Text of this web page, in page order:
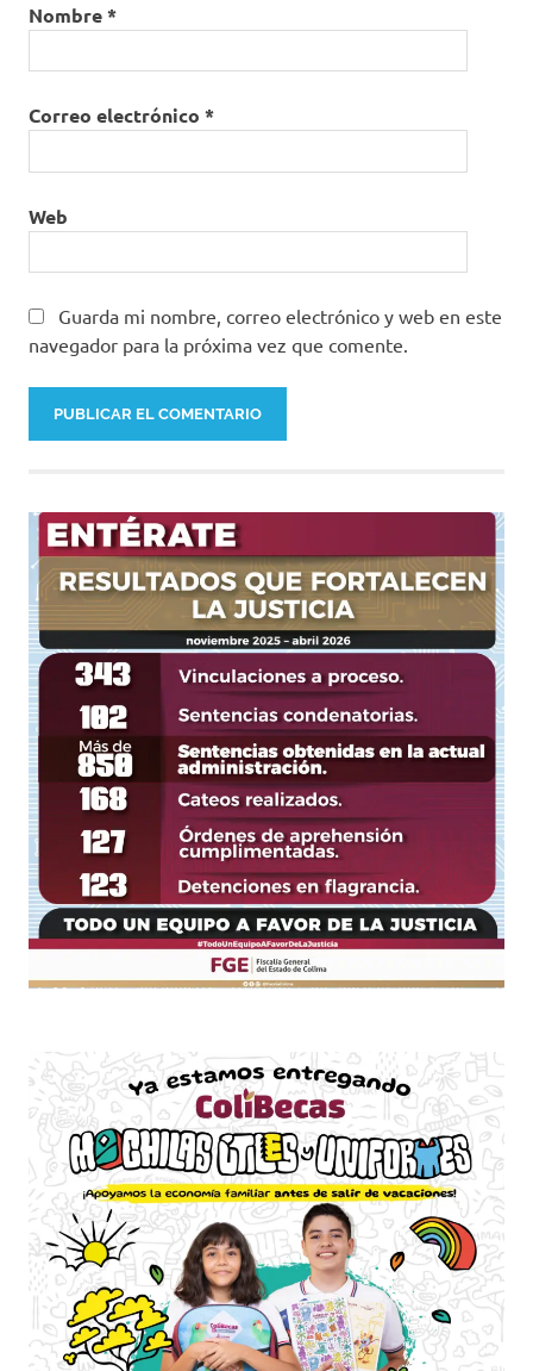
Nombre*
Correo electrónico *
Web
Guarda mi nombre, correo electrónico y web en este
navegador para la próxima vez que comente.